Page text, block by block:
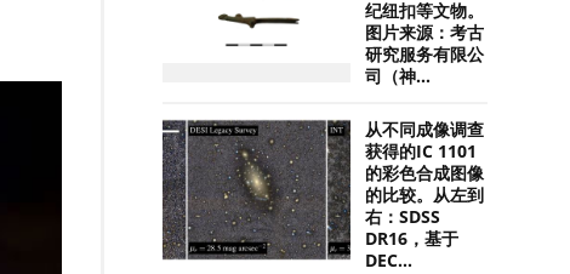
纪纽扣等文物。
图片来源：考古
研究服务有限公
司（神...
从不同成像调查
获得的IC 1101
的彩色合成图像
的比较。从左到
右：SDSS
DR16，基于
DEC...